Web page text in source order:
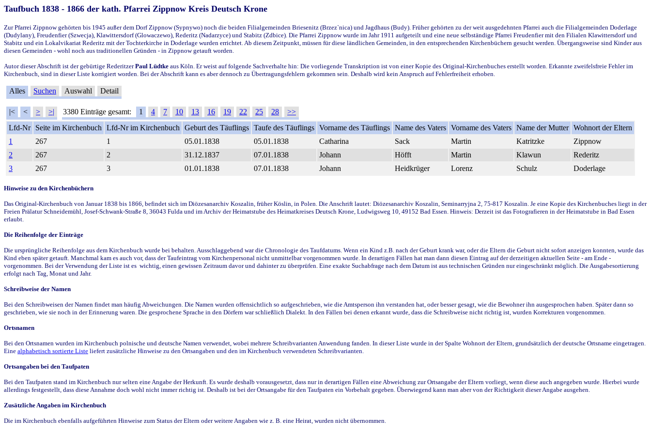
Taufbuch 1838 - 1866 der kath. Pfarrei Zippnow Kreis Deutsch Krone
Zur Pfarrei Zippnow gehörten bis 1945 außer dem Dorf Zippnow (Sypnywo) noch die beiden Filialgemeinden Briesenitz (Brzez`nica) und Jagdhaus (Budy). Früher gehörten zu der weit ausgedehnten Pfarrei auch die Filialgemeinden Doderlage
(Dudylany), Freudenfier (Szwecja), Klawittersdorf (Glowaczewo), Rederitz (Nadarzyce) und Stabitz (Zdbice). Die Pfarrei Zippnow wurde im Jahr 1911 aufgeteilt und eine neue selbständige Pfarrei Freudenfier mit den Filialen Klawittersdorf und
Stabitz und ein Lokalvikariat Rederitz mit der Tochterkirche in Doderlage wurden errichtet. Ab diesem Zeitpunkt, müssen für diese ländlichen Gemeinden, in den entsprechenden Kirchenbüchern gesucht werden. Übergangsweise sind Kinder aus
diesen Gemeinden - wohl noch aus traditionellen Gründen - in Zippnow getauft worden.
Autor dieser Abschrift ist der gebürtige RederitzerPaul Lüdtke aus Köln. Er weist auf folgende Sachverhalte hin: Die vorliegende Transkription ist von einer Kopie des Original-Kirchenbuches erstellt worden. Erkannte zweifelsfreie Fehler im
Kirchenbuch, sind in dieser Liste korrigiert worden. Bei der Abschrift kann es aber dennoch zu Übertragungsfehlern gekommen sein. Deshalb wird kein Anspruch auf Fehlerfreiheit erhoben.
Alles Suchen Auswahl Detail
|< < > >| 3380 Einträge gesamt: 1 4 7 10 13 16 19 22 25 28
>>
Lfd-Nr
Seite im Kirchenbuch Lfd-Nr im Kirchenbuch Geburt des Täuflings Taufe des Täuflings Vorname des Täuflings Name des Vaters Vorname des Vaters Name der Mutter Wohnort der Eltern
1
267 1 05.01.1838 05.01.1838 Catharina Sack Martin Katritzke
Zippnow
2
267 2 31.12.1837 07.01.1838 Johann Höfft Martin Klawun
Rederitz
3
267 3 01.01.1838 07.01.1838 Johann Heidkrüger Lorenz Schulz Doderlage
Hinweise zu den Kirchenbüchern
Das Original-Kirchenbuch von Januar 1838 bis 1866, befindet sich im Diözesanarchiv Koszalin, früher Köslin, in Polen. Die Anschrift lautet: Diözesanarchiv Koszalin, Seminarryjna 2, 75-817 Koszalin. Je eine Kopie des Kirchenbuches liegt in der
Freien Prälatur Schneidemühl, Josef-Schwank-Straße 8, 36043 Fulda und im Archiv der Heimatstube des Heimatkreises Deutsch Krone, Ludwigsweg 10, 49152 Bad Essen. Hinweis: Derzeit ist das Fotografieren in der Heimatstube in Bad Essen
erlaubt.
Die Reihenfolge der Einträge
Die ursprüngliche Reihenfolge aus dem Kirchenbuch wurde bei behalten. Ausschlaggebend war die Chronologie des Taufdatums. Wenn ein Kind z.B. nach der Geburt krank war, oder die Eltern die Geburt nicht sofort anzeigen konnten, wurde das
Kind eben später getauft. Manchmal kam es auch vor, dass der Taufeintrag vom Kirchenpersonal nicht unmittelbar vorgenommen wurde. In derartigen Fällen hat man dann diesen Eintrag auf der derzeitigen aktuellen Seite - am Ende -
vorgenommen. Bei der Verwendung der Liste ist es wichtig, einen gewissen Zeitraum davor und dahinter zu überprüfen. Eine exakte Suchabfrage nach dem Datum ist aus technischen Gründen nur eingeschränkt möglich. Die Ausgabesortierung
erfolgt nach Tag, Monat und Jahr.
Schreibweise der Namen
Bei den Schreibweisen der Namen findet man häufig Abweichungen. Die Namen wurden offensichtlich so aufgeschrieben, wie die Amtsperson ihn verstanden hat, oder besser gesagt, wie die Bewohner ihn ausgesprochen haben. Später dann so
geschrieben, wie sie noch in der Erinnerung waren. Die gesprochene Sprache in den Dörfern war schließlich Dialekt. In den Fällen bei denen erkannt wurde, dass die Schreibweise nicht richtig ist, wurden Korrekturen vorgenommen.
Ortsnamen
Bei den Ortsnamen wurden im Kirchenbuch polnische und deutsche Namen verwendet, wobei mehrere Schreibvarianten Anwendung fanden. In dieser Liste wurde in der Spalte Wohnort der Eltern, grundsätzlich der deutsche Ortsname eingetragen.
Eine alphabetisch sortierte Liste liefert zusätzliche Hinweise zu den Ortsangaben und den im Kirchenbuch verwendeten Schreibvarianten.
Ortsangaben bei den Taufpaten
Bei den Taufpaten stand im Kirchenbuch nur selten eine Angabe der Herkunft. Es wurde deshalb vorausgesetzt, dass nur in derartigen Fällen eine Abweichung zur Ortsangabe der Eltern vorliegt, wenn diese auch angegeben wurde. Hierbei wurde
allerdings festgestellt, dass diese Annahme doch wohl nicht immer richtig ist. Deshalb ist bei der Ortsangabe für den Taufpaten ein Vorbehalt gegeben. Überwiegend kann man aber von der Richtigkeit dieser Angabe ausgehen.
Zusätzliche Angaben im Kirchenbuch
Die im Kirchenbuch ebenfalls aufgeführten Hinweise zum Status der Eltern oder weitere Angaben wie z. B. eine Heirat, wurden nicht übernommen.